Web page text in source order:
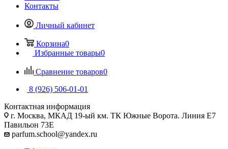
Контакты
Личный кабинет
Корзина0
Избранные товары0
Сравнение товаров0
8 (926) 506-01-01
Контактная информация
г. Москва, МКАД 19-ый км. ТК Южные Ворота. Линия Е7
Павильон 73Е
parfum.school@yandex.ru